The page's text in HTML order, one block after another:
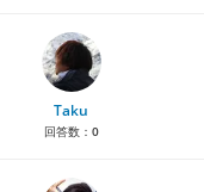
Taku
回答数： 0